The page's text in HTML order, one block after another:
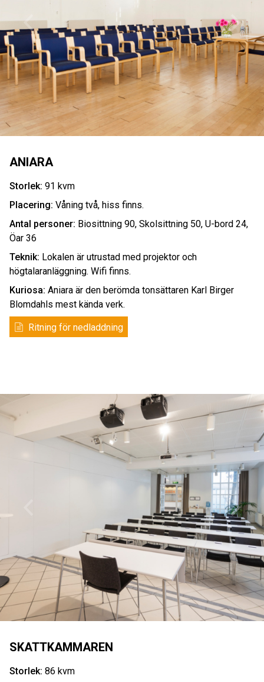
ANIARA
Storlek: 91 kvm
Placering: Våning två, hiss finns.
Antal personer: Biosittning 90, Skolsittning 50, U-bord 24,
Öar 36
Teknik: Lokalen är utrustad med projektor och
högtalaranläggning. Wifi finns.
Kuriosa: Aniara är den berömda tonsättaren Karl Birger
Blomdahls mest kända verk.
Ritning för nedladdning
SKATTKAMMAREN
Storlek: 86 kvm